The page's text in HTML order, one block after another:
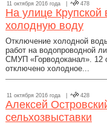
11 октября 2016 года | 478
На улице Крупской
холодную воду
Отключение холодной
работ на водопроводной
СМУП «Горводоканал». 12
отключено холодное...
11 октября 2016 года | 428
Алексей
сельхозвыставки